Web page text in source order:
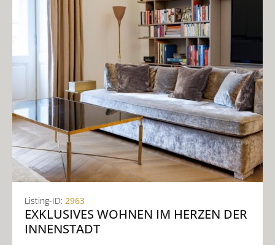
Listing-ID: 2963
EXKLUSIVES WOHNEN IM HERZEN DER
INNENSTADT